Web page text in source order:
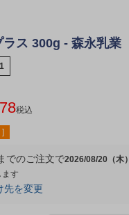
ラス 300g - 森永乳業
税込
でのご注文で2026/08/20（木）
先を変更